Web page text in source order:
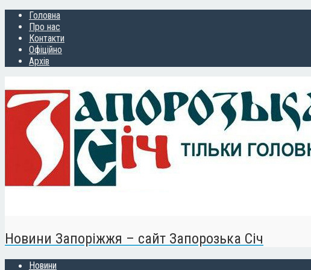
Головна
Про нас
Контакти
Офіційно
Архів
Новини Запоріжжя – сайт Запорозька Січ
Новини